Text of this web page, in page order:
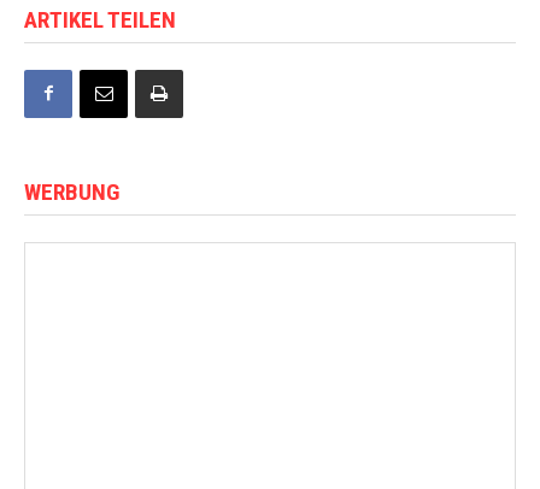
ARTIKEL TEILEN
WERBUNG